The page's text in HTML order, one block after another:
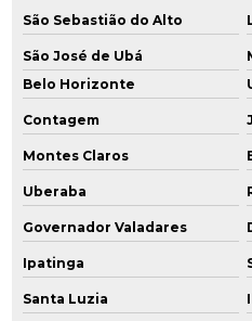
Passivo remediação ambiental
Perfuração e instalação de
Perfuração de poço de
Plano de amostragem de
Plano de desativação
Plano de desativação
Plano de desativação cetesb
São Sebastião do Alto
São José de Ubá
Belo Horizonte
Contagem
Montes Claros
Uberaba
Governador Valadares
Ipatinga
Santa Luzia